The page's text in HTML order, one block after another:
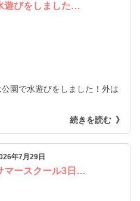
遊びをしました…
園で水遊びをしました！外は
続きを読む
年7月29日
マースクール3日…